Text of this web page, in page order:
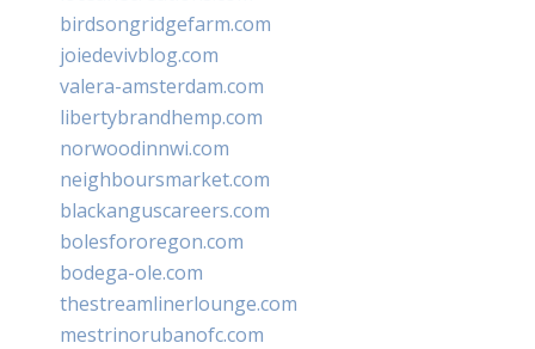
birdsongridgefarm.com
joiedevivblog.com
valera-amsterdam.com
libertybrandhemp.com
norwoodinnwi.com
neighboursmarket.com
blackanguscareers.com
bolesfororegon.com
bodega-ole.com
thestreamlinerlounge.com
mestrinorubanofc.com